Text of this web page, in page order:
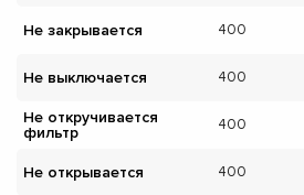
Не закрывается 400
Не выключается 400
Не откручивается
фильтр
400
Не открывается 400